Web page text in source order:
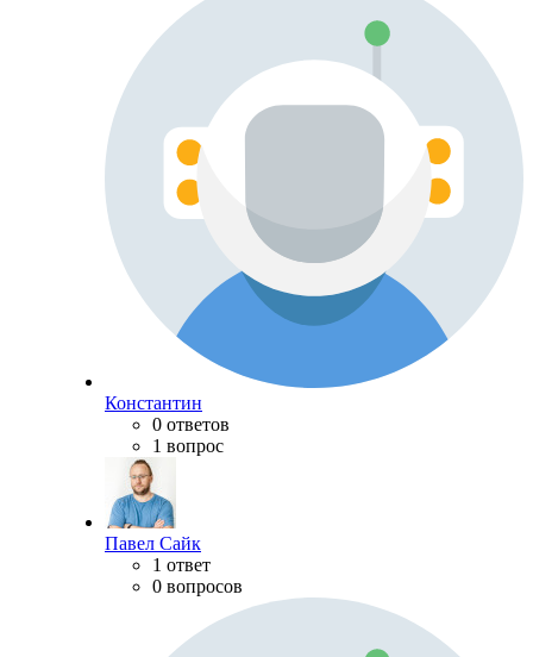
Константин
0 ответов
1 вопрос
Павел Сайк
1 ответ
0 вопросов